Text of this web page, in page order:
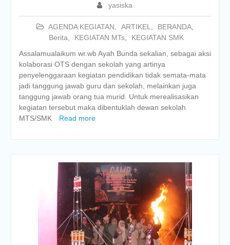
yasiska
AGENDA KEGIATAN ARTIKEL BERANDA,
Berita
KEGIATAN MTs,
KEGIATAN SMK
Assalamualaikum wr.wb Ayah Bunda sekalian, sebagai aksi
kolaborasi OTS dengan sekolah yang artinya
penyelenggaraan kegiatan pendidikan tidak semata-mata
jadi tanggung jawab guru dan sekolah, melainkan juga
tanggung jawab orang tua murid. Untuk merealisasikan
kegiatan tersebut maka dibentuklah dewan sekolah
MTS/SMK
Read more